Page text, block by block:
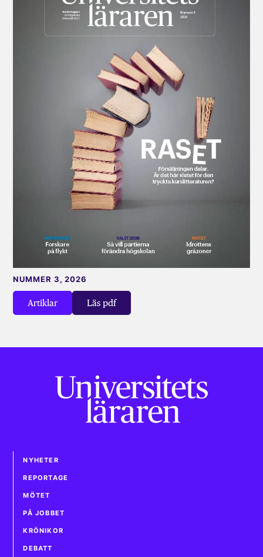
Artiklar Läs pdf
NUMMER 3, 2026
NYHETER
REPORTAGE
MÖTET
PÅ JOBBET
KRÖNIKOR
DEBATT